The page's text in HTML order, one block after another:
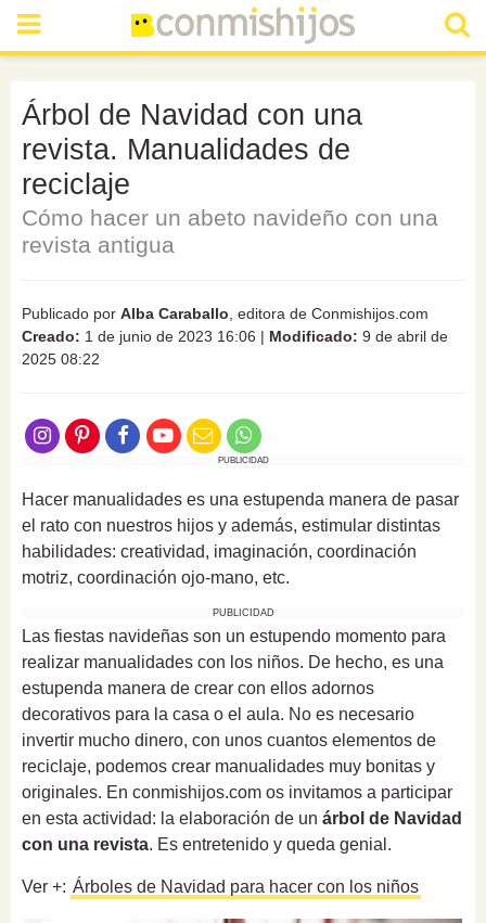
Árbol de Navidad con una
revista. Manualidades de
reciclaje
Cómo hacer un abeto navideño con una
revista antigua
Publicado por Alba Caraballo , editora de Conmishijos.com
Creado: 1 de junio de 2023 16:06 | Modificado: 9 de abril de
2025 08:22
PUBLICIDAD
Hacer manualidades es una estupenda manera de pasar
el rato con nuestros hijos y además, estimular distintas
habilidades: creatividad, imaginación, coordinación
motriz, coordinación ojo-mano, etc.
PUBLICIDAD
Las fiestas navideñas son un estupendo momento para
realizar manualidades con los niños. De hecho, es una
estupenda manera de crear con ellos adornos
decorativos para la casa o el aula. No es necesario
invertir mucho dinero, con unos cuantos elementos de
reciclaje, podemos crear manualidades muy bonitas y
originales. En conmishijos.com os invitamos a participar
en esta actividad: la elaboración de un árbol de Navidad
con una revista. Es entretenido y queda genial.
Ver +: Árboles de Navidad para hacer con los niños